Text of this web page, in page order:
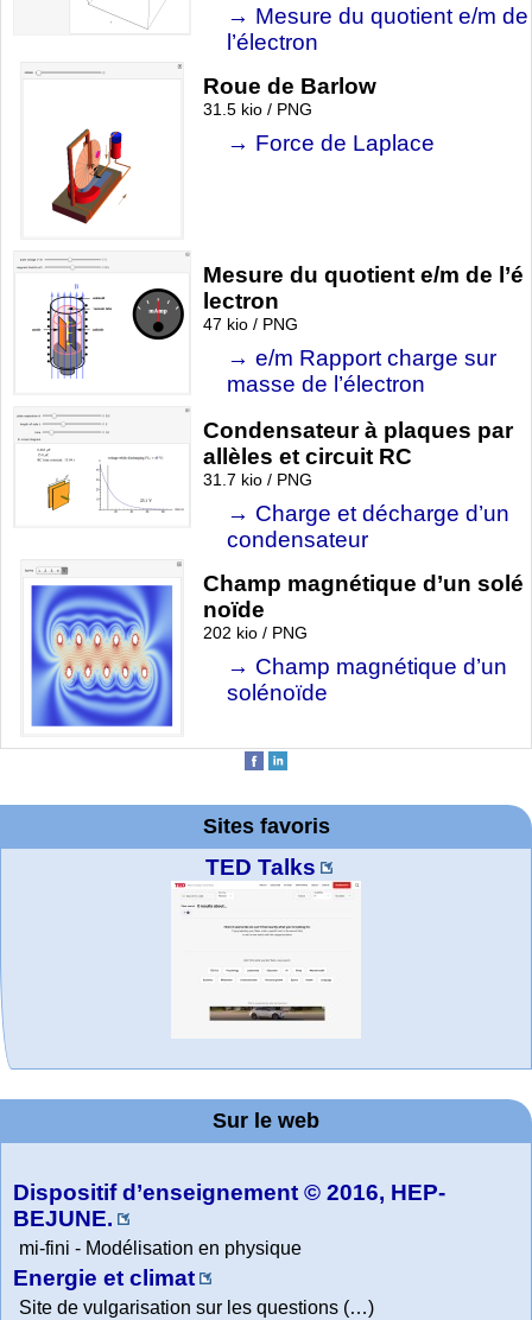
Mesure du quotient e/m de
l’électron
Roue de Barlow
31.5 kio / PNG
Force de Laplace
Mesure du quotient e/m de l’é
lectron
47 kio / PNG
e/m Rapport charge sur
masse de l’électron
Condensateur à plaques par
allèles et circuit RC
31.7 kio / PNG
Charge et décharge d’un
condensateur
Champ magnétique d’un solé
noïde
202 kio / PNG
Champ magnétique d’un
solénoïde
Sites favoris
Arts-Scènes
TED Talks
La société 2018
expliquée à mon
grand-père
Office fédéral de
la statistique
Online math
practice and
lessons
Wolfram
Demonstrations
Project. College
Physics
Wolfram
Education Portal
WolframTones :
Generate a
Composition
Wolfram web
resources
MATHCURVE.CO
M
Sur le web
Dispositif d’enseignement © 2016, HEP-
BEJUNE.
mi-fini - Modélisation en physique
Energie et climat
Site de vulgarisation sur les questions (…)